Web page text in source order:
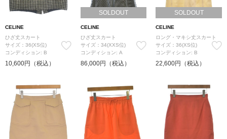
CELINE
ひざ丈スカート
サイズ：36(XS位)
コンディション: B
10,600円（税込）
SOLDOUT
CELINE
ひざ丈スカート
サイズ：34(XXS位)
コンディション: A
86,000円（税込）
SOLDOUT
CELINE
ロング・マキシ丈スカート
サイズ：36(XS位)
コンディション: B
22,600円（税込）